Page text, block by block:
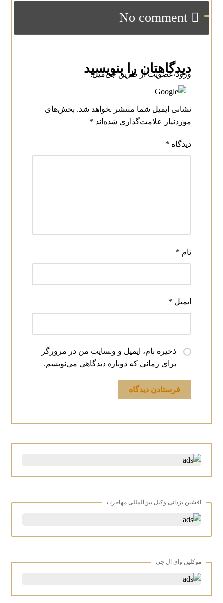
No comment
دیدگاهتان را بنویسید
ورود/عضویت از طریق جی‌میل:
نشانی ایمیل شما منتشر نخواهد شد. بخش‌های
موردنیاز علامت‌گذاری شده‌اند *
دیدگاه *
نام *
ایمیل *
ذخیره نام، ایمیل و وبسایت من در مرورگر
برای زمانی که دوباره دیدگاهی می‌نویسم.
افشین یزدانی وکیل بین‌المللی مهاجرت
موکلین وای ال جی